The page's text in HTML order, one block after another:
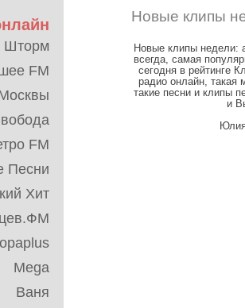
Шторм
FM
FM
Песни
Хит
Mega
Ваня
Новые клипы
Новые клипы недели:
всегда, самая
сегодня в рейтинге
радио онлайн, такая
такие песни и клипы
и